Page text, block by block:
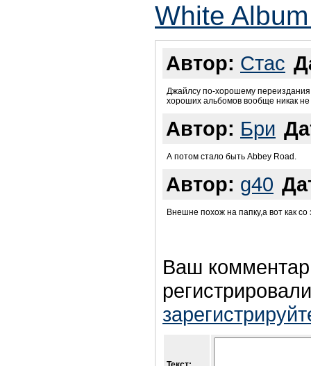
White
Автор: Стас
Джайлсу по-хорошему
хороших альбомов вообще никак не
Автор: Бри
А потом стало быть Abbey Road.
Автор: g40
Внешне похож на папку,а вот как
Ваш